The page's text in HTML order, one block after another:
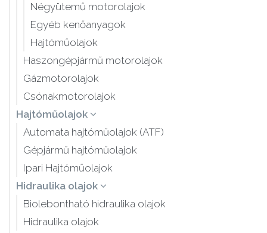
Négyütemű motorolajok
Egyéb kenőanyagok
Hajtóműolajok
Haszongépjármű motorolajok
Gázmotorolajok
Csónakmotorolajok
Hajtóműolajok
Automata hajtóműolajok (ATF)
Gépjármű hajtóműolajok
Ipari Hajtóműolajok
Hidraulika olajok
Biolebontható hidraulika olajok
Hidraulika olajok